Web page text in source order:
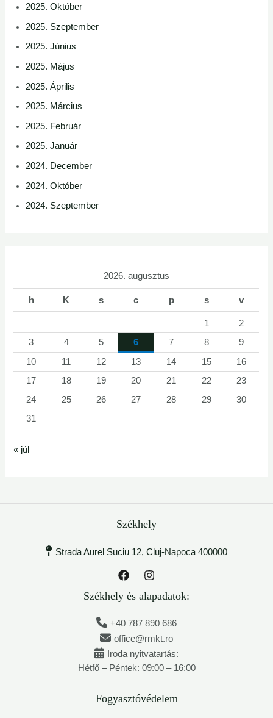
2025. Október
2025. Szeptember
2025. Június
2025. Május
2025. Április
2025. Március
2025. Február
2025. Január
2024. December
2024. Október
2024. Szeptember
2026. augusztus
h K s c p s v
1
2
3
4 5 6 7 8
9
10
11 12 13 14 15
16
17
18 19 20 21 22
23
24
25 26 27 28 29
30
31
« júl
Székhely
Strada Aurel Suciu 12, Cluj-Napoca 400000
Székhely és alapadatok:
+40 787 890 686
office@rmkt.ro
Iroda nyitvatartás:
Hétfő – Péntek: 09:00 – 16:00
Fogyasztóvédelem